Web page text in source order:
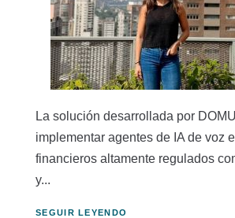
La solución desarrollada por
implementar agentes de IA de voz
financieros altamente regulados
y...
SEGUIR LEYENDO